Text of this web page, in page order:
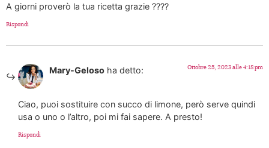
A giorni proverò la tua ricetta grazie ????
Rispondi
Mary-Geloso ha detto: Ottobre 25, 2023 alle 4:18 pm
Ciao, puoi sostituire con succo di limone, però serve quindi
usa o uno o l’altro, poi mi fai sapere. A presto!
Rispondi